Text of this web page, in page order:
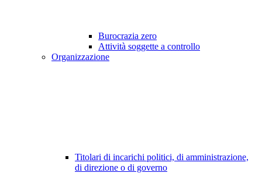
Burocrazia zero
Attività soggette a controllo
Organizzazione
Titolari di incarichi politici, di amministrazione,
di direzione o di governo